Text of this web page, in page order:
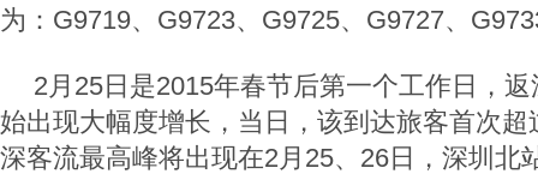
为：G9719、G9723、G9725、G9727、
2月25日是2015年春节后第一个工作日，
始出现大幅度增长，当日，该到达旅客首次
深客流最高峰将出现在2月25、26日，深圳北